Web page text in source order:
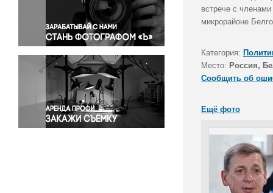
Правосудие
Происшествия и конфликты
Религия
Светская жизнь
Спорт
Экология
Экономика и бизнес
встрече с
микрорайоне
Категория:
Место: Россия,
Сообщить об
Ещё фото